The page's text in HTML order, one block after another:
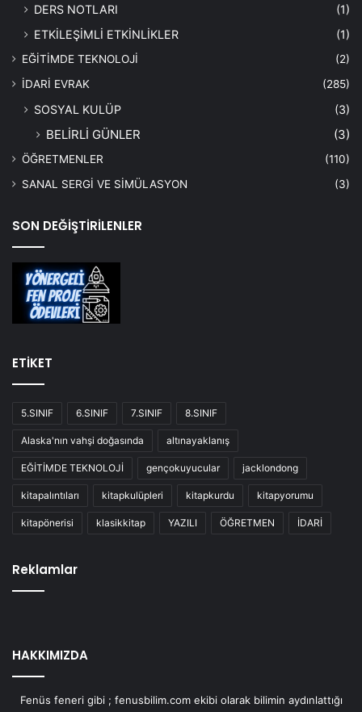
DERS NOTLARI
(1)
ETKİLEŞİMLİ ETKİNLİKLER
(1)
EĞİTİMDE TEKNOLOJİ
(2)
İDARİ EVRAK
(285)
SOSYAL KULÜP (3)
BELİRLİ GÜNLER (3)
ÖĞRETMENLER
(110)
SANAL SERGİ VE SİMÜLASYON
(3)
SON DEĞİŞTİRİLENLER
ETİKET
5.SINIF 6.SINIF 7.SINIF 8.SINIF
Alaska'nın vahşi doğasında altınayaklanış
EĞİTİMDE TEKNOLOJİ gençokuyucular jacklondong
kitapalıntıları kitapkulüpleri kitapkurdu kitapyorumu
kitapönerisi klasikkitap YAZILI ÖĞRETMEN İDARİ
Reklamlar
HAKKIMIZDA
Fenüs feneri gibi ; fenusbilim.com ekibi olarak bilimin aydınlattığı